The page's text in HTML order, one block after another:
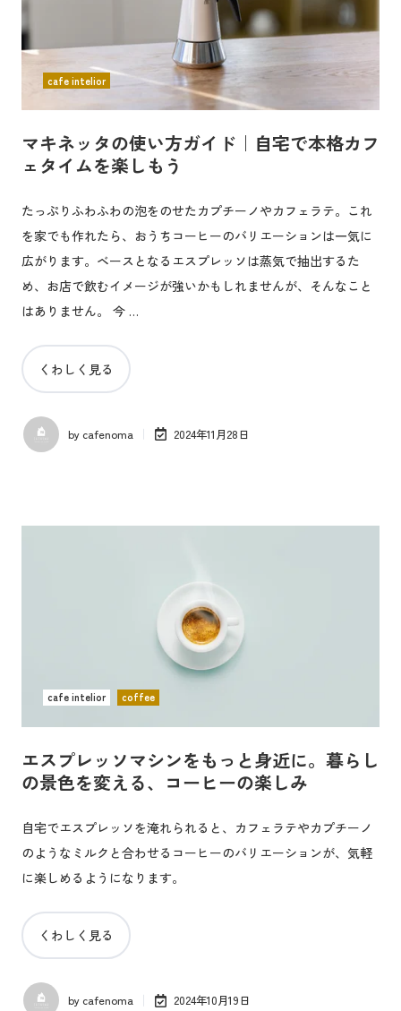
マキネッタの使い方ガイド｜自宅で本格カフ
ェタイムを楽しもう
たっぷりふわふわの泡をのせたカプチーノやカフェラテ。これ
を家でも作れたら、おうちコーヒーのバリエーションは一気に
広がります。ベースとなるエスプレッソは蒸気で抽出するた
め、お店で飲むイメージが強いかもしれませんが、そんなこと
はありません。 今 …
くわしく見る
by cafenoma 2024年11月28日
cafe intelior
エスプレッソマシンをもっと身近に。暮らし
の景色を変える、コーヒーの楽しみ
自宅でエスプレッソを淹れられると、カフェラテやカプチーノ
のようなミルクと合わせるコーヒーのバリエーションが、気軽
に楽しめるようになります。
くわしく見る
by cafenoma 2024年10月19日
cafe intelior coffee